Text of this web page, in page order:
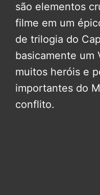
são elementos
filme em um
de trilogia do
basicamente um
muitos heróis e
importantes do
conflito.